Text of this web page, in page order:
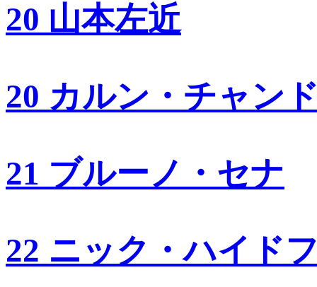
20 山本左近
20 カルン・チャン
21 ブルーノ・セナ
22 ニック・ハイド